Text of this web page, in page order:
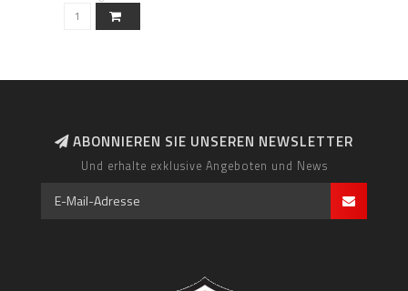
ABONNIEREN SIE UNSEREN NEWSLETTER
Und erhalte exklusive Angeboten und News